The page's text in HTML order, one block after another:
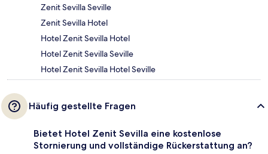
Zenit Sevilla Seville
Zenit Sevilla Hotel
Hotel Zenit Sevilla Hotel
Hotel Zenit Sevilla Seville
Hotel Zenit Sevilla Hotel Seville
Häufig gestellte Fragen
Bietet Hotel Zenit Sevilla eine kostenlose
Stornierung und vollständige Rückerstattung an?